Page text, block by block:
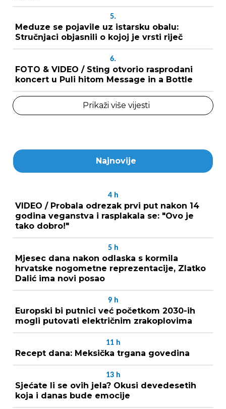
5.
Meduze se pojavile uz istarsku obalu:
Stručnjaci objasnili o kojoj je vrsti riječ
6.
FOTO & VIDEO / Sting otvorio rasprodani
koncert u Puli hitom Message in a Bottle
Prikaži više vijesti
Najnovije
4 h
VIDEO / Probala odrezak prvi put nakon 14
godina veganstva i rasplakala se: "Ovo je
tako dobro!"
5 h
Mjesec dana nakon odlaska s kormila
hrvatske nogometne reprezentacije, Zlatko
Dalić ima novi posao
9 h
Europski bi putnici već početkom 2030-ih
mogli putovati električnim zrakoplovima
11 h
Recept dana: Meksička trgana govedina
13 h
Sjećate li se ovih jela? Okusi devedesetih
koja i danas bude emocije